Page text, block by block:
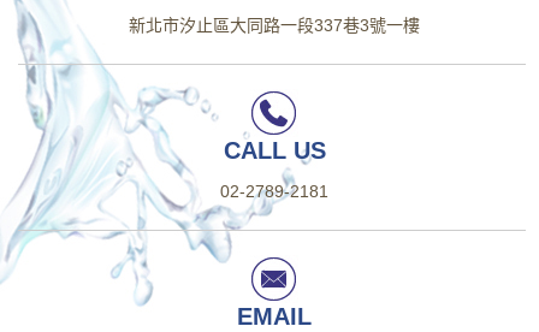
新北市汐止區大同路一段337巷3號一樓
CALL US
02-2789-2181
EMAIL